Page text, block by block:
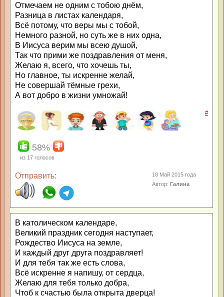
Отмечаем не одним с тобою днём,
Разница в листах календаря,
Всё потому, что веры мы с тобой,
Немного разной, но суть же в них одна,
В Иисуса верим мы всею душой,
Так что прими же поздравления от меня,
Желаю я, всего, что хочешь ты,
Но главное, ты искренне желай,
Не совершай тёмные грехи,
А вот добро в жизни умножай!
#
58%
из 17 голосов
Отправить:
18 Май 2015 года
Автор:Галина
В католическом календаре,
Великий праздник сегодня наступает,
Рождество Иисуса на земле,
И каждый друг друга поздравляет!
И для тебя так же есть слова,
Всё искренне я напишу, от сердца,
Желаю для тебя только добра,
Чтоб к счастью была открыта дверца!